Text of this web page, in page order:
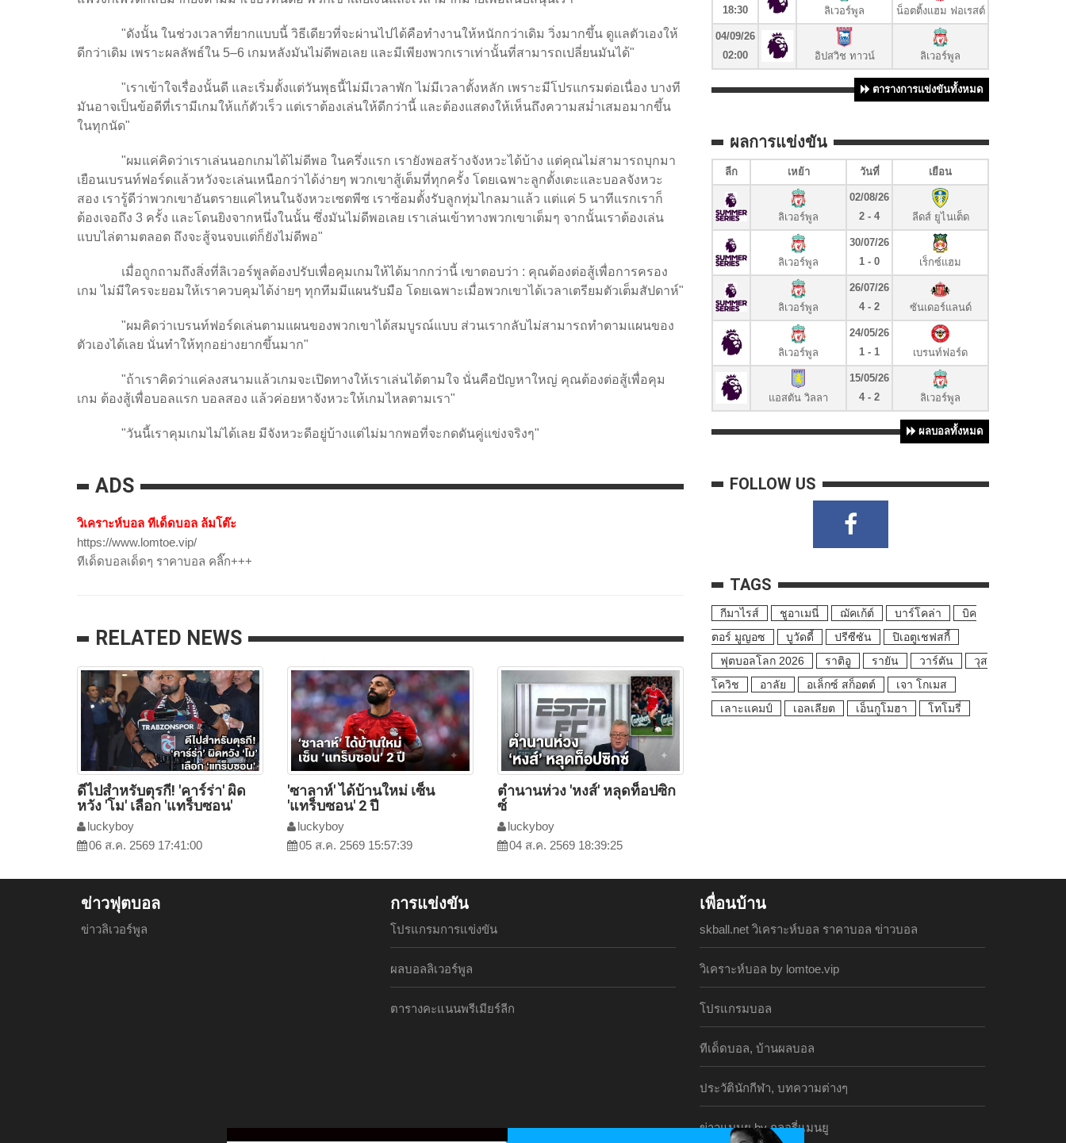
"ดังนั้น ในช่วงเวลาที่ยากแบบนี้ วิธีเดียวที่จะผ่านไปได้คือทำงานให้หนักกว่าเดิม วิ่งมากขึ้น ดูแลตัวเองให้
ดีกว่าเดิม เพราะผลลัพธ์ใน 5–6 เกมหลังมันไม่ดีพอเลย และมีเพียงพวกเราเท่านั้นที่สามารถเปลี่ยนมันได้"
"เราเข้าใจเรื่องนั้นดี และเริ่มตั้งแต่วันพุธนี้ไม่มีเวลาพัก ไม่มีเวลาตั้งหลัก เพราะมีโปรแกรมต่อเนื่อง บางที
มันอาจเป็นข้อดีที่เรามีเกมให้แก้ตัวเร็ว แต่เราต้องเล่นให้ดีกว่านี้ และต้องแสดงให้เห็นถึงความสม่ำเสมอมากขึ้น
ในทุกนัด"
"ผมแค่คิดว่าเราเล่นนอกเกมได้ไม่ดีพอ ในครึ่งแรก เรายังพอสร้างจังหวะได้บ้าง แต่คุณไม่สามารถบุกมา
เยือนเบรนท์ฟอร์ดแล้วหวังจะเล่นเหนือกว่าได้ง่ายๆ พวกเขาสู้เต็มที่ทุกครั้ง โดยเฉพาะลูกตั้งเตะและบอลจังหวะ
สอง เรารู้ดีว่าพวกเขาอันตรายแค่ไหนในจังหวะเซตพีซ เราซ้อมตั้งรับลูกทุ่มไกลมาแล้ว แต่แค่ 5 นาทีแรกเราก็
ต้องเจอถึง 3 ครั้ง และโดนยิงจากหนึ่งในนั้น ซึ่งมันไม่ดีพอเลย เราเล่นเข้าทางพวกเขาเต็มๆ จากนั้นเราต้องเล่น
แบบไล่ตามตลอด ถึงจะสู้จนจบแต่ก็ยังไม่ดีพอ"
เมื่อถูกถามถึงสิ่งที่ลิเวอร์พูลต้องปรับเพื่อคุมเกมให้ได้มากกว่านี้ เขาตอบว่า : คุณต้องต่อสู้เพื่อการครอง
เกม ไม่มีใครจะยอมให้เราควบคุมได้ง่ายๆ ทุกทีมมีแผนรับมือ โดยเฉพาะเมื่อพวกเขาได้เวลาเตรียมตัวเต็มสัปดาห์"
"ผมคิดว่าเบรนท์ฟอร์ดเล่นตามแผนของพวกเขาได้สมบูรณ์แบบ ส่วนเรากลับไม่สามารถทำตามแผนของ
ตัวเองได้เลย นั่นทำให้ทุกอย่างยากขึ้นมาก"
"ถ้าเราคิดว่าแค่ลงสนามแล้วเกมจะเปิดทางให้เราเล่นได้ตามใจ นั่นคือปัญหาใหญ่ คุณต้องต่อสู้เพื่อคุม
เกม ต้องสู้เพื่อบอลแรก บอลสอง แล้วค่อยหาจังหวะให้เกมไหลตามเรา"
"วันนี้เราคุมเกมไม่ได้เลย มีจังหวะดีอยู่บ้างแต่ไม่มากพอที่จะกดดันคู่แข่งจริงๆ"
ADS
วิเคราะห์บอล ทีเด็ดบอล ล้มโต๊ะ
https://www.lomtoe.vip/
ทีเด็ดบอลเด็ดๆ ราคาบอล คลิ๊ก+++
RELATED NEWS
ดีไปสำหรับตุรกี! 'คาร์ร่า' ผิด
หวัง 'โม' เลือก 'แทร็บซอน'
luckyboy
06 ส.ค. 2569 17:41:00
'ซาลาห์' ได้บ้านใหม่ เซ็น
'แทร็บซอน' 2 ปี
luckyboy
05 ส.ค. 2569 15:57:39
ตำนานห่วง 'หงส์' หลุดท็อปซิก
ซ์
luckyboy
04 ส.ค. 2569 18:39:25
18:30
ลิเวอร์พูล น็อตติ้งแฮม ฟอเรสต์
04/09/26
02:00
อิปสวิช ทาวน์ ลิเวอร์พูล
ตารางการแข่งขันทั้งหมด
ผลการแข่งขัน
ลีก เหย้า วันที่ เยือน
ลิเวอร์พูล
02/08/26
2 - 4
ลีดส์ ยูไนเต็ด
ลิเวอร์พูล
30/07/26
1 - 0
เร็กซ์แฮม
ลิเวอร์พูล
26/07/26
4 - 2
ซันเดอร์แลนด์
ลิเวอร์พูล
24/05/26
1 - 1
เบรนท์ฟอร์ด
แอสตัน วิลลา
15/05/26
4 - 2
ลิเวอร์พูล
ผลบอลทั้งหมด
FOLLOW US
TAGS
กีมาไรส์ ชูอาเมนี่ ฌัคเก้ต์ บาร์โคล่า
บิค
ตอร์ มูญอซ
บูวัดดี้ ปรีซีซัน
ปิเอตูเชฟสกี้
ฟุตบอลโลก 2026
ราติอู รายัน วาร์ตัน
วุส
โควิช
อาลัย อเล็กซ์ สก็อตต์
เจา โกเมส
เลาะแคมป์
เอลเลียต เอ็นกูโมฮา โทโมรี่
ข่าวฟุตบอล
ข่าวลิเวอร์พูล
การแข่งขัน
โปรแกรมการแข่งขัน
ผลบอลลิเวอร์พูล
ตารางคะแนนพรีเมียร์ลีก
เพื่อนบ้าน
skball.net วิเคราะห์บอล ราคาบอล ข่าวบอล
วิเคราะห์บอล by lomtoe.vip
โปรแกรมบอล
ทีเด็ดบอล, บ้านผลบอล
ประวัตินักกีฬา, บทความต่างๆ
ข่าวแมนยู by กลอรี่แมนยู